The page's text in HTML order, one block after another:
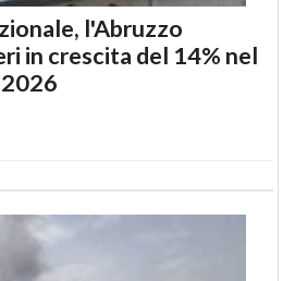
l'Abruzzo
in crescita del 14% nel